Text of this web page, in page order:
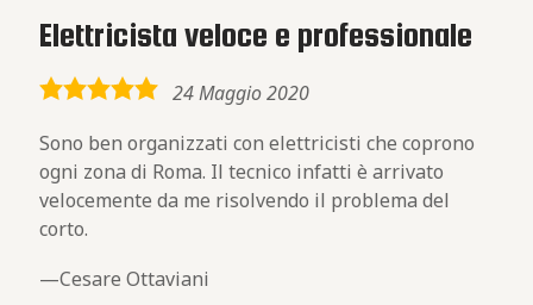
Elettricista veloce e professionale
5,0
24 Maggio 2020
Sono ben organizzati con elettricisti che coprono
ogni zona di Roma. Il tecnico infatti è arrivato
velocemente da me risolvendo il problema del
corto.
Cesare Ottaviani